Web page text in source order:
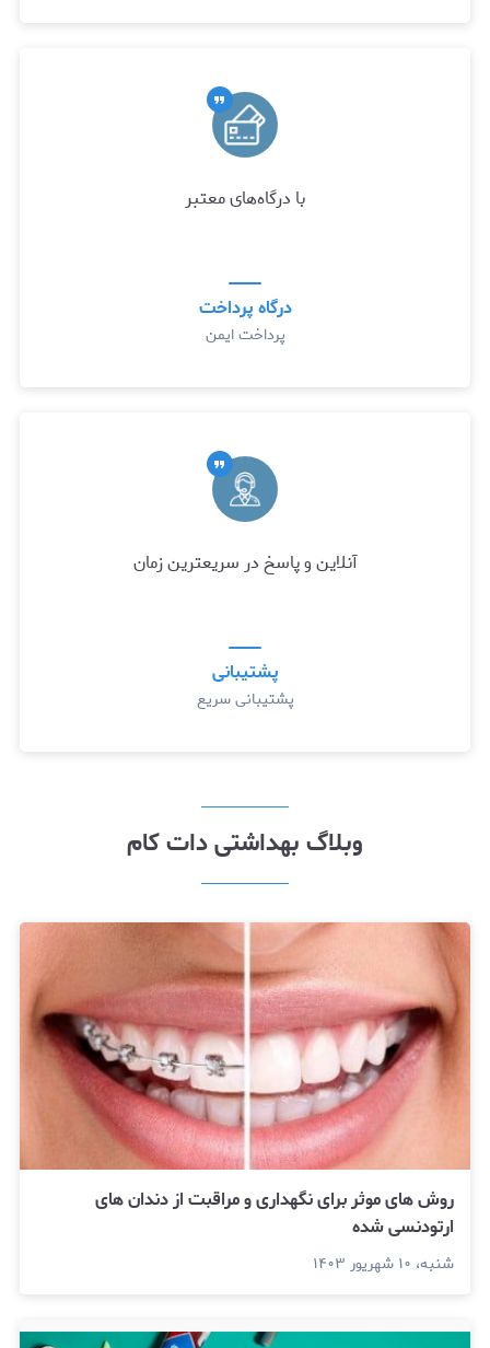
با درگاه‌های معتبر
درگاه پرداخت
پرداخت ایمن
آنلاین و پاسخ در سریعترین زمان
پشتیبانی
پشتیبانی سریع
وبلاگ بهداشتی دات کام
روش های موثر برای نگهداری و مراقبت از دندان های
ارتودنسی شده
شنبه، ۱۰ شهریور ۱۴۰۳